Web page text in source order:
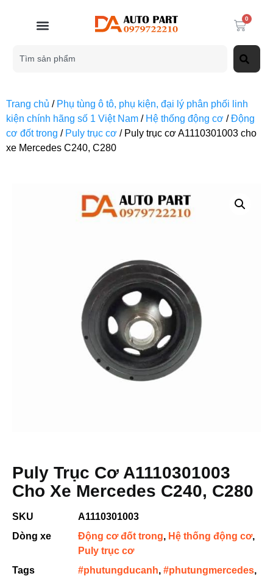
0
Trang chủ / Phụ tùng ô tô, phụ kiện, đại lý phân phối linh
kiện chính hãng số 1 Việt Nam / Hệ thống động cơ /Động
cơ đốt trong / Puly trục cơ / Puly trục cơ A1110301003 cho
xe Mercedes C240, C280
Puly Trục Cơ A1110301003
Cho Xe Mercedes C240, C280
SKU
A1110301003
Dòng xe
Động cơ đốt trong, Hệ thống động cơ,
Puly trục cơ
Tags
#phutungducanh, #phutungmercedes,